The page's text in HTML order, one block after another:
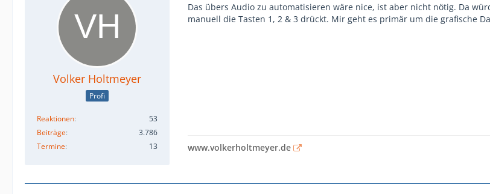
Volker Holtmeyer
Profi
Reaktionen
53
Beiträge
3.786
Termine
13
Das übers Audio zu automatisieren wäre nice, ist aber nicht nötig. Da
manuell die Tasten 1, 2 & 3 drückt. Mir geht es primär um die grafische
www.volkerholtmeyer.de